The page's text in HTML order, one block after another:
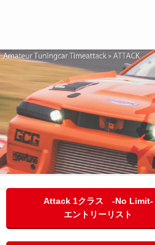
Attack 1クラス -No Limit-
エントリーリスト